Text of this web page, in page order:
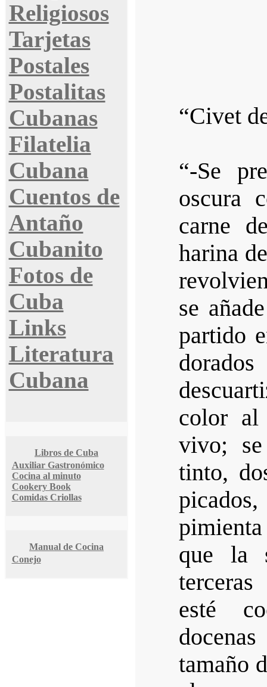
Religiosos
Tarjetas
Postales
Postalitas
Cubanas
Filatelia
Cubana
Cuentos de
Antaño
Cubanito
Fotos de
Cuba
Links
Literatura
Cubana
Libros de Cuba
Auxiliar Gastronómico
Cocina al minuto
Cookery Book
Comidas Criollas
Manual de Cocina
Conejo
“Civet
“-Se
oscura
carne
harina
se
partido
color al
vivo;
tinto,
que la
esté
tamaño